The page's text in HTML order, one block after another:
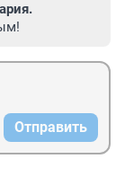
Отправить